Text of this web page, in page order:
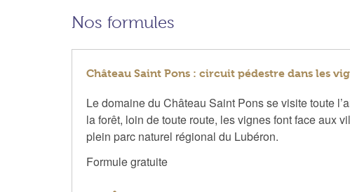
Nos formules
Château Saint Pons : circuit pédestre dans les
Le domaine du Château Saint Pons se visite toute
la forêt, loin de toute route, les vignes font face aux
plein parc naturel régional du Lubéron.
Formule gratuite